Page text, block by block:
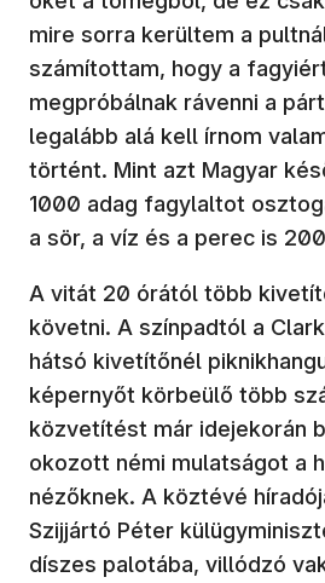
mire sorra kerültem a
számítottam, hogy a
megpróbálnak rávenni a
legalább alá kell írnom
történt. Mint azt Magyar
1000 adag fagylaltot
a sör, a víz és a perec is
A vitát 20 órától több
követni. A színpadtól a
hátsó kivetítőnél
képernyőt körbeülő több
közvetítést már idejekorán
okozott némi mulatságot a
nézőknek. A köztévé
Szijjártó Péter
díszes palotába, villódzó